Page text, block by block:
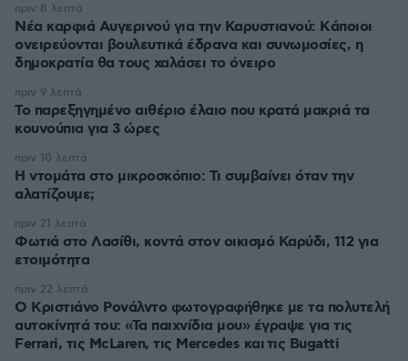
Νέα καρφιά Αυγερινού για την Καρυστιανού: Kάποιοι
ονειρεύονται βουλευτικά έδρανα και συνωμοσίες, η
δημοκρατία θα τους χαλάσει το όνειρο
πριν 8 λεπτά
Το παρεξηγημένο αιθέριο έλαιο που κρατά μακριά τα
κουνούπια για 3 ώρες
πριν 9 λεπτά
Η ντομάτα στο μικροσκόπιο: Τι συμβαίνει όταν την
αλατίζουμε;
πριν 10 λεπτά
Φωτιά στο Λασίθι, κοντά στον οικισμό Καρύδι, 112 για
ετοιμότητα
πριν 21 λεπτά
Ο Κριστιάνο Ρονάλντο φωτογραφήθηκε με τα πολυτελή
αυτοκίνητά του: «Τα παιχνίδια μου» έγραψε για τις
Ferrari, τις McLaren, τις Mercedes και τις Bugatti
πριν 22 λεπτά